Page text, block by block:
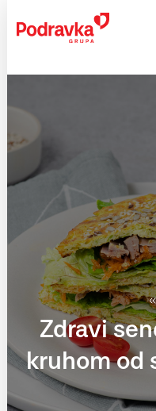
content
Zdravi
kruhom od